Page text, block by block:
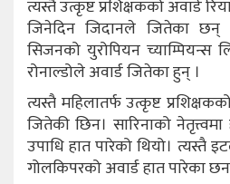
त्यस्तै उत्कृष्ट प्रशिक्षकको अवार्ड
जिनेदिन जिदानले जितेका छन्
सिजनको युरोपियन च्याम्पियन्स
रोनाल्डोले अवार्ड जितेका हुन् ।
त्यस्तै महिलातर्फ उत्कृष्ट
जितेकी छिन। सारिनाको
उपाधि हात पारेको थियो। त्यस्तै
गोलकिपरको अवार्ड हात पारेका